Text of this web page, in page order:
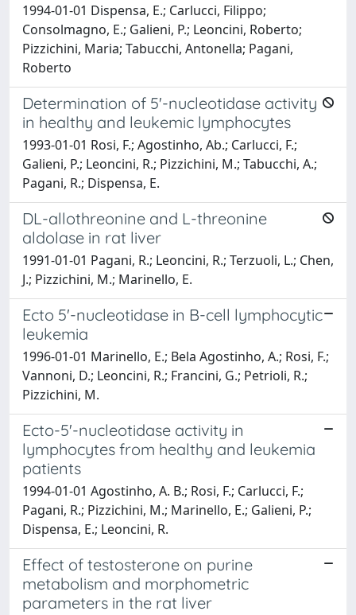
1994-01-01 Dispensa, E.; Carlucci, Filippo;
Consolmagno, E.; Galieni, P.; Leoncini, Roberto;
Pizzichini, Maria; Tabucchi, Antonella; Pagani,
Roberto
Determination of 5'-nucleotidase activity
in healthy and leukemic lymphocytes
1993-01-01 Rosi, F.; Agostinho, Ab.; Carlucci, F.;
Galieni, P.; Leoncini, R.; Pizzichini, M.; Tabucchi, A.;
Pagani, R.; Dispensa, E.
DL-allothreonine and L-threonine
aldolase in rat liver
1991-01-01 Pagani, R.; Leoncini, R.; Terzuoli, L.; Chen,
J.; Pizzichini, M.; Marinello, E.
Ecto 5'-nucleotidase in B-cell lymphocytic
leukemia
1996-01-01 Marinello, E.; Bela Agostinho, A.; Rosi, F.;
Vannoni, D.; Leoncini, R.; Francini, G.; Petrioli, R.;
Pizzichini, M.
Ecto-5'-nucleotidase activity in
lymphocytes from healthy and leukemia
patients
1994-01-01 Agostinho, A. B.; Rosi, F.; Carlucci, F.;
Pagani, R.; Pizzichini, M.; Marinello, E.; Galieni, P.;
Dispensa, E.; Leoncini, R.
Effect of testosterone on purine
metabolism and morphometric
parameters in the rat liver